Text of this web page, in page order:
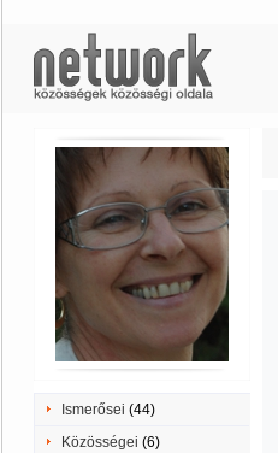
Ismerősei (44)
Közösségei (6)